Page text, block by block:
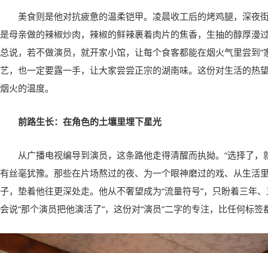
美食则是他对抗疲惫的温柔铠甲。凌晨收工后的烤鸡腿，深夜
是母亲做的辣椒炒肉，辣椒的鲜辣裹着肉片的焦香，生抽的醇厚漫
总说，若不做演员，就开家小馆，让每个食客都能在烟火气里尝到“
艺，也一定要露一手，让大家尝尝正宗的湖南味。这份对生活的热
烟火的温度。
前路生长：在角色的土壤里埋下星光
从广播电视编导到演员，这条路他走得清醒而执拗。“选择了，
有丝毫犹豫。那些在片场熬过的夜、为一个眼神磨过的戏、从生活
子，垫着他往更深处走。他从不奢望成为“流量符号”，只盼着三年
会说“那个演员把他演活了”，这份对“演员”二字的专注，比任何标